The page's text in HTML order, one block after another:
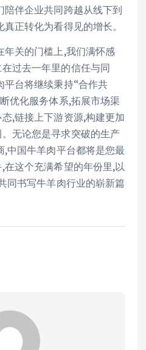
伴企业共同跨越从线下到
正转化为看得见的增长。
年关的门槛上,我们满怀感
过去一年里的信任与同
平台将继续秉持“合作共
优化服务体系,拓展市场渠
,链接上下游资源,构建更加
无论您是寻求突破的生产
中国牛羊肉平台都将是您最
这个充满希望的年份里,以
同书写牛羊肉行业的崭新篇